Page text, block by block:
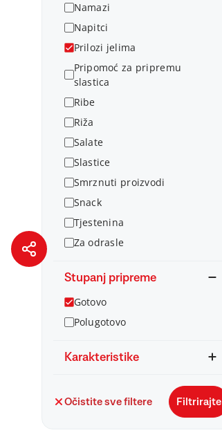
Namazi
Napitci
Prilozi jelima
Pripomoć za pripremu
slastica
Ribe
Riža
Salate
Slastice
Smrznuti proizvodi
Snack
Tjestenina
Za odrasle
Stupanj pripreme
Gotovo
Polugotovo
Karakteristike
Očistite sve filtere Filtrirajte